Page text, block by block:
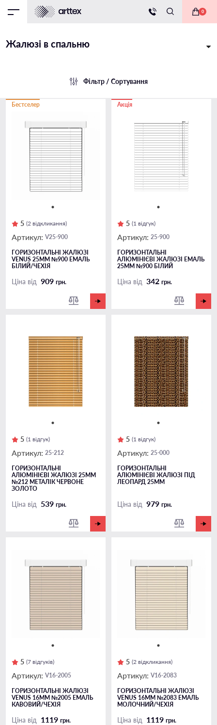
0
Жалюзі в спальню
Фільтр / Сортування
Бестселер
5 (2 відкликання)
Артикул: V25-900
ГОРИЗОНТАЛЬНІ ЖАЛЮЗІ
VENUS 25ММ №900 ЕМАЛЬ
БІЛИЙ/ЧЕХІЯ
Ціна від 909 грн.
Акція
5 (1 відгук)
Артикул: 25-900
ГОРИЗОНТАЛЬНІ
АЛЮМІНІЄВІ ЖАЛЮЗІ ЕМАЛЬ
25ММ №900 БІЛИЙ
Ціна від 342 грн.
5 (1 відгук)
Артикул: 25-212
ГОРИЗОНТАЛЬНІ
АЛЮМІНІЄВІ ЖАЛЮЗІ 25ММ
№212 МЕТАЛІК ЧЕРВОНЕ
ЗОЛОТО
Ціна від 539 грн.
5 (1 відгук)
Артикул: 25-000
ГОРИЗОНТАЛЬНІ
АЛЮМІНІЄВІ ЖАЛЮЗІ ПІД
ЛЕОПАРД 25ММ
Ціна від 979 грн.
5 (7 відгуків)
Артикул: V16-2005
ГОРИЗОНТАЛЬНІ ЖАЛЮЗІ
VENUS 16ММ №2005 ЕМАЛЬ
КАВОВИЙ/ЧЕХІЯ
Ціна від 1119 грн.
5 (2 відкликання)
Артикул: V16-2083
ГОРИЗОНТАЛЬНІ ЖАЛЮЗІ
VENUS 16ММ №2083 ЕМАЛЬ
МОЛОЧНИЙ/ЧЕХІЯ
Ціна від 1119 грн.